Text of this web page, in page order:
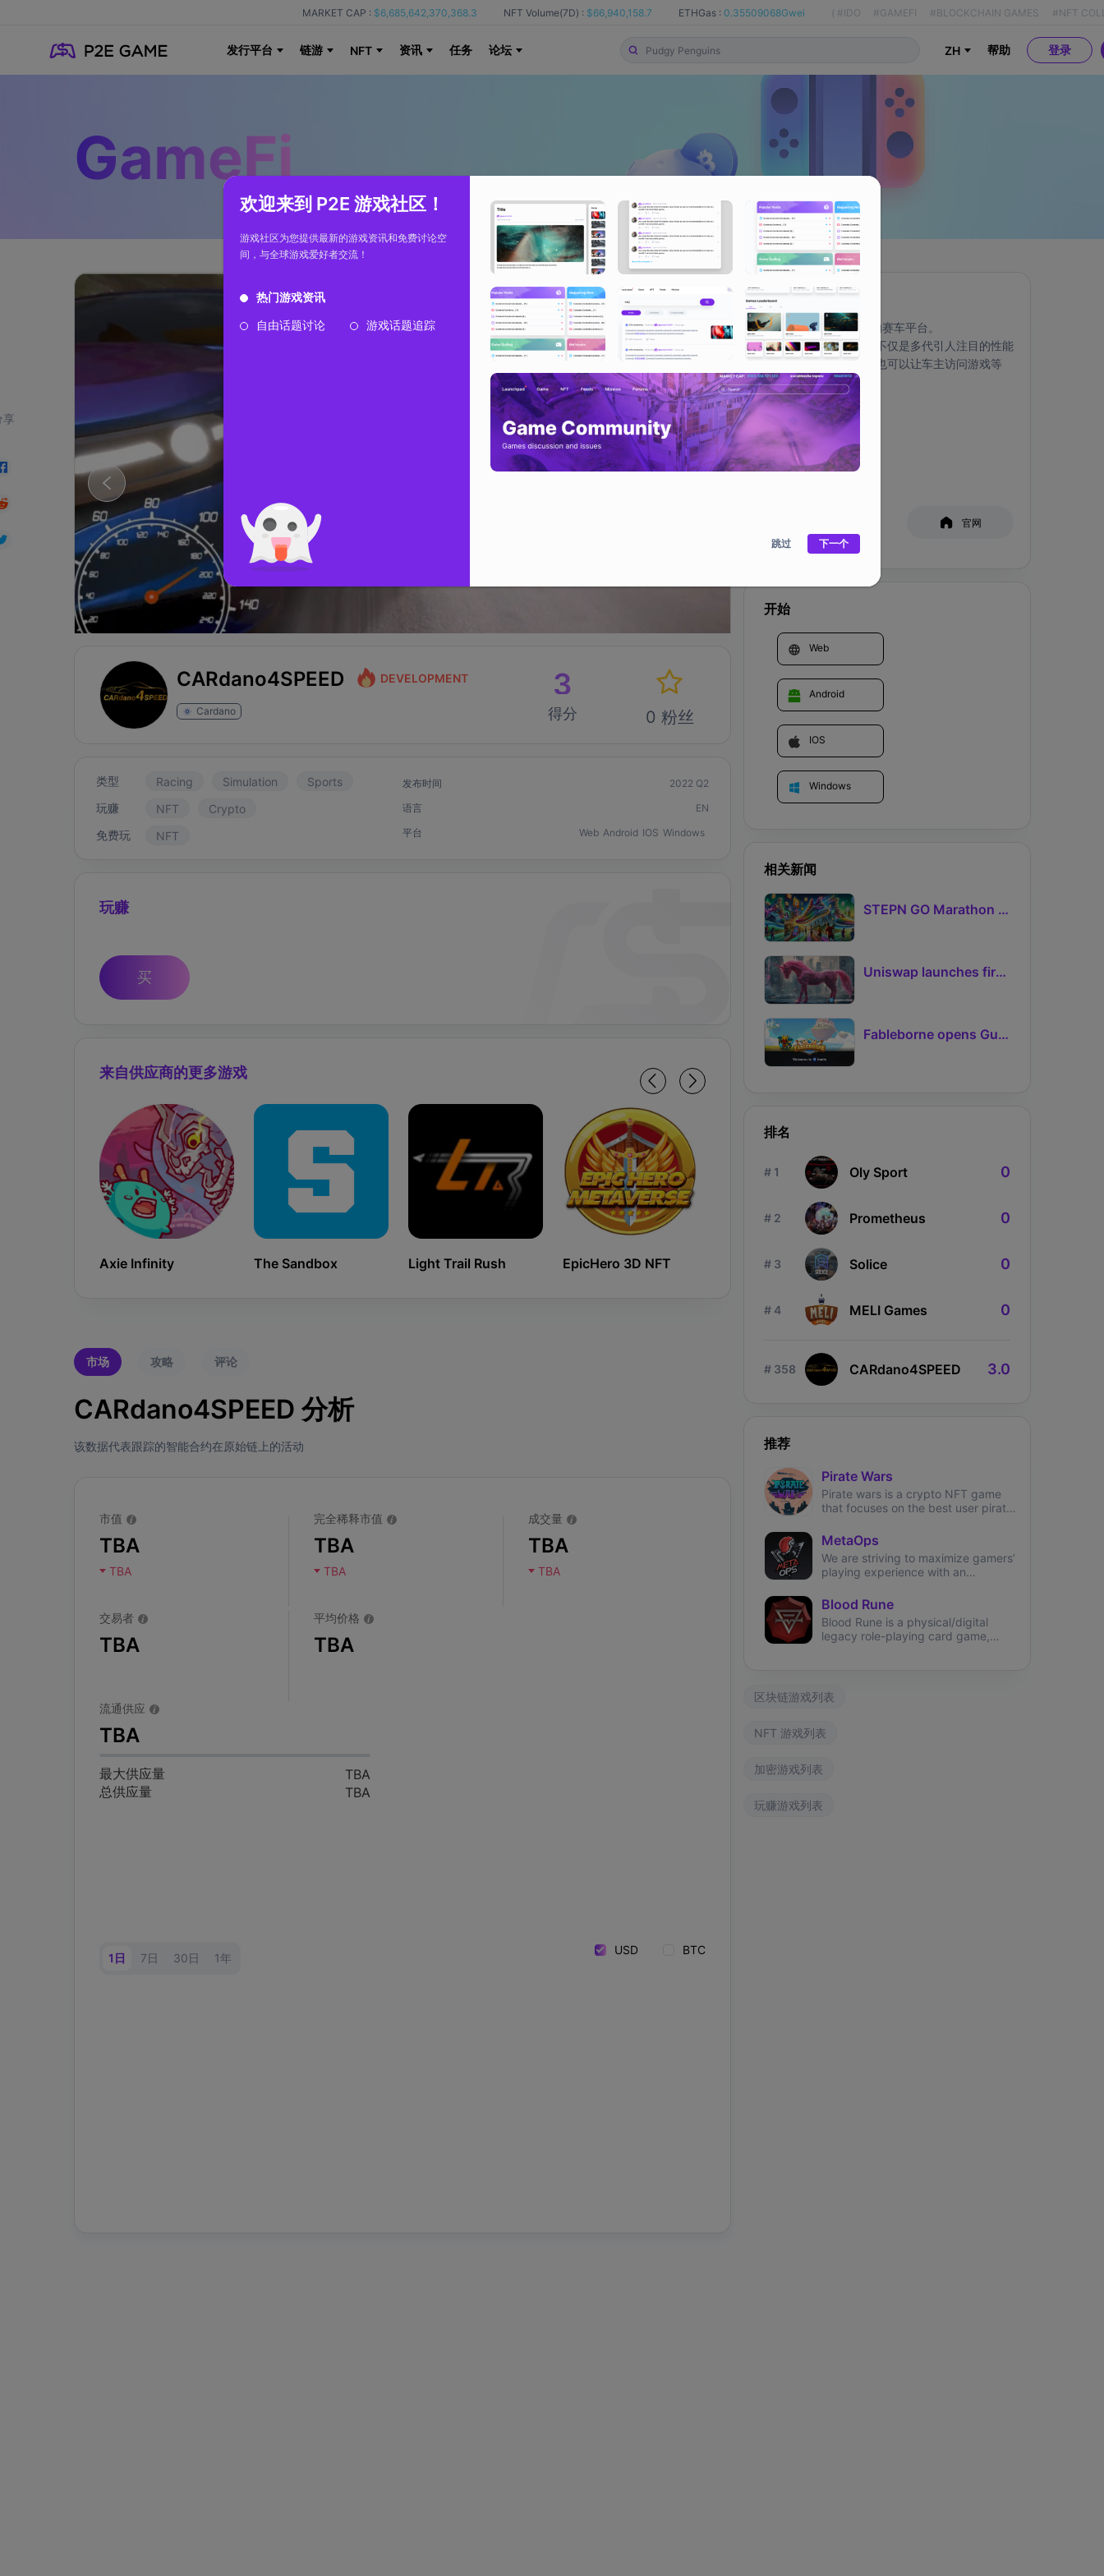
MARKET CAP : $6,685,642,370,368.3 NFT Volume(7D) : $66,940,158.7 ETHGas : 0.35509068Gwei ( #IDO #GAMEFI #BLOCKCHAIN GAMES #NFT
发行平台 链游 NFT 资讯 任务 论坛 ZH 帮助 登录
欢迎来到 P2E 游戏社区！
游戏社区为您提供最新的游戏资讯和免费讨论空
间，与全球游戏爱好者交流！
热门游戏资讯
自由话题讨论
游戏话题追踪
跳过 下一个
GameFi
享
CARdano4SPEED DEVELOPMENT
Cardano
3
得分 0 粉丝
类型 Racing Simulation
Sports
玩赚
NFT
Crypto
免费玩
NFT
发布时间
2022 Q2
语言
EN
平台
Web Android IOS Windows
玩赚
买
来自供应商的更多游戏
Axie Infinity The Sandbox Light Trail Rush EpicHero 3D NFT Kingdom Karnage The Fabled
市场 攻略 评论
CARdano4SPEED 分析
该数据代表跟踪的智能合约在原始链上的活动
市值
TBA
TBA
完全稀释市值
TBA
TBA
成交量
TBA
TBA
交易者
TBA
平均价格
TBA
流通供应
TBA
最大供应量
TBA
总供应量
TBA
1日 7日 30日 1年
USD BTC
关于
由 Cardano 提供支持的赛车平台。
CARdano4SPEED nft 不仅是多代引人注目的性能
车系列，而且持有一辆也可以让车主访问游戏等
等。
社交媒体
官网
开始
Web
Android
IOS
Windows
相关新闻
STEPN GO Marathon Challenge Season 3: Sign-Ups Live With Teams and Missed-Day Insurance
Uniswap launches first Robinhood Chain launchpad
Fableborne opens Guild signups for Season 5 as Guilds 2.0 lifts the prize pool to 95%
排名
# 1 Oly Sport 0
# 2 Prometheus 0
# 3 Solice 0
# 4 MELI Games 0
# 358 CARdano4SPEED 3.0
推荐
Pirate Wars
Pirate wars is a crypto NFT game
that focuses on the best user pirate
MetaOps
We are striving to maximize gamers’
playing experience with an
shooter on Solana.
Blood Rune
Blood Rune is a physical/digital
legacy role-playing card game,
区块链游戏列表
NFT 游戏列表
加密游戏列表
玩赚游戏列表